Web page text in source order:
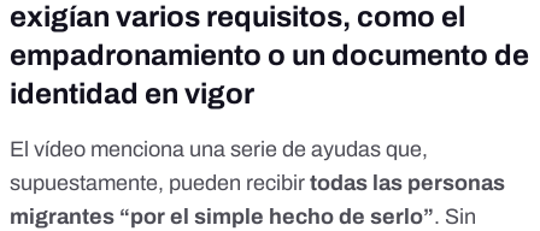
exigían varios requisitos, como el
empadronamiento o un documento de
identidad en vigor
El vídeo menciona una serie de ayudas que,
supuestamente, pueden recibir todas las personas
migrantes “por el simple hecho de serlo”. Sin